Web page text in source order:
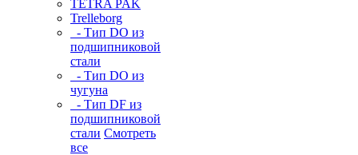
TETRA PAK
Trelleborg
- Тип DO из
подшипниковой
стали
- Тип DO из
чугуна
- Тип DF из
подшипниковой
стали Смотреть
все